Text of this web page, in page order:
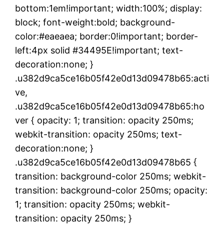
bottom:1em!important; width:100%; display:
block; font-weight:bold; background-
color:#eaeaea; border:0!important; border-
left:4px solid #34495E!important; text-
decoration:none; }
.u382d9ca5ce16b05f42e0d13d09478b65:acti
ve,
.u382d9ca5ce16b05f42e0d13d09478b65:ho
ver { opacity: 1; transition: opacity 250ms;
webkit-transition: opacity 250ms; text-
decoration:none; }
.u382d9ca5ce16b05f42e0d13d09478b65 {
transition: background-color 250ms; webkit-
transition: background-color 250ms; opacity:
1; transition: opacity 250ms; webkit-
transition: opacity 250ms; }